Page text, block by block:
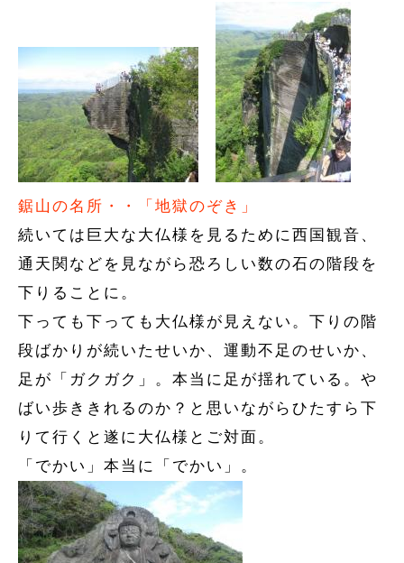
鋸山の名所・・「地獄のぞき」
続いては巨大な大仏様を見るために西国観音、
通天関などを見ながら恐ろしい数の石の階段を
下りることに。
下っても下っても大仏様が見えない。下りの階
段ばかりが続いたせいか、運動不足のせいか、
足が「ガクガク」。本当に足が揺れている。や
ばい歩ききれるのか？と思いながらひたすら下
りて行くと遂に大仏様とご対面。
「でかい」本当に「でかい」。